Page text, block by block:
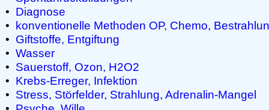
• Diagnose
• konventionelle Methoden OP, Chemo,
• Giftstoffe, Entgiftung
• Wasser
• Sauerstoff, Ozon, H2O2
• Krebs-Erreger, Infektion
• Stress, Störfelder, Strahlung, Adrenalin-Mangel